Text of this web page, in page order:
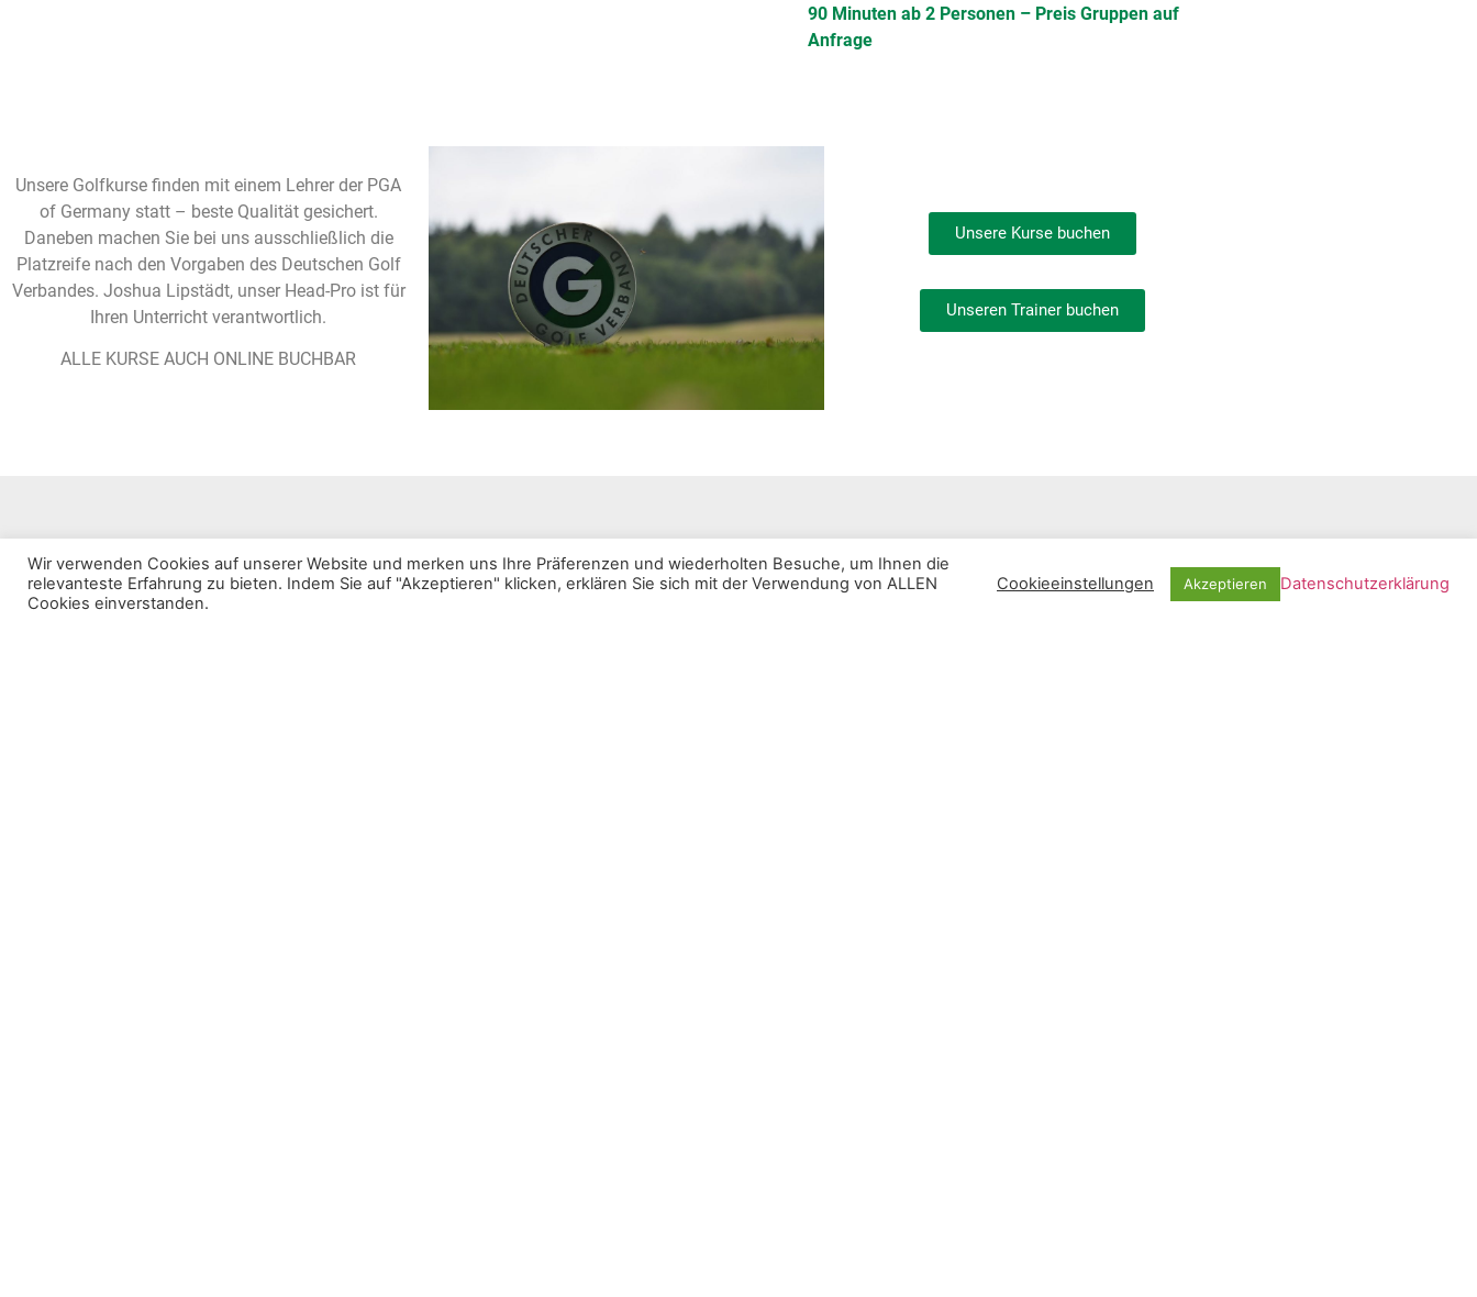
90 Minuten ab 2 Personen – Preis Gruppen auf
Anfrage
Unsere Golfkurse finden mit einem Lehrer der PGA
of Germany statt – beste Qualität gesichert.
Daneben machen Sie bei uns ausschließlich die
Platzreife nach den Vorgaben des Deutschen Golf
Verbandes. Joshua Lipstädt, unser Head-Pro ist für
Ihren Unterricht verantwortlich.
ALLE KURSE AUCH ONLINE BUCHBAR
Unsere Kurse buchen
Unseren Trainer buchen
Golf spielen mach glücklich und fördert die Gesundheit – machen Sie jetzt
den ersten Schritt und lernen Sie Golf spielen.
Wir verwenden Cookies auf unserer Website und merken uns Ihre Präferenzen und wiederholten Besuche, um Ihnen die
relevanteste Erfahrung zu bieten. Indem Sie auf "Akzeptieren" klicken, erklären Sie sich mit der Verwendung von ALLEN
Cookies einverstanden.
Cookieeinstellungen Akzeptieren Datenschutzerklärung